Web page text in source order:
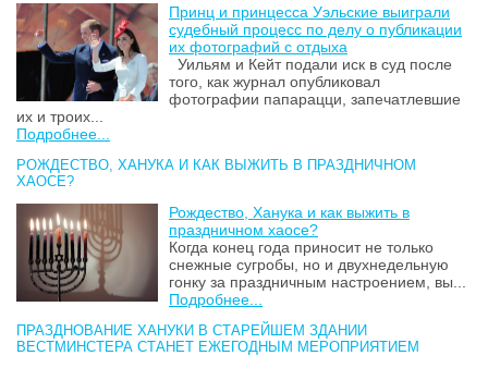
Принц и принцесса Уэльские выиграли
судебный процесс по делу о публикации
их фотографий с отдыха
Уильям и Кейт подали иск в суд после
того, как журнал опубликовал
фотографии папарацци, запечатлевшие
их и троих...
Подробнее...
РОЖДЕСТВО, ХАНУКА И КАК ВЫЖИТЬ В ПРАЗДНИЧНОМ
ХАОСЕ?
Рождество, Ханука и как выжить в
праздничном хаосе?
Когда конец года приносит не только
снежные сугробы, но и двухнедельную
гонку за праздничным настроением, вы...
Подробнее...
ПРАЗДНОВАНИЕ ХАНУКИ В СТАРЕЙШЕМ ЗДАНИИ
ВЕСТМИНСТЕРА СТАНЕТ ЕЖЕГОДНЫМ МЕРОПРИЯТИЕМ